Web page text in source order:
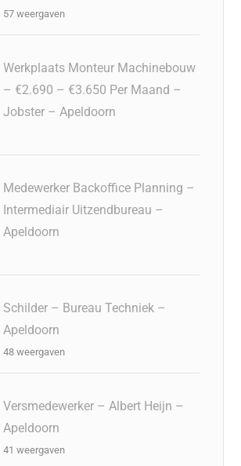
57 weergaven
Werkplaats Monteur Machinebouw
– €2.690 – €3.650 Per Maand –
Jobster – Apeldoorn
Medewerker Backoffice Planning –
Intermediair Uitzendbureau –
Apeldoorn
Schilder – Bureau Techniek –
Apeldoorn
48 weergaven
Versmedewerker – Albert Heijn –
Apeldoorn
41 weergaven